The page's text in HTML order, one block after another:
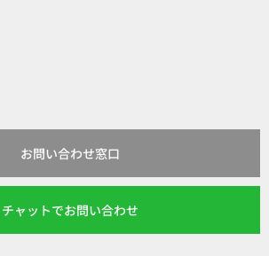
お問い合わせ窓口
チャットでお問い合わせ